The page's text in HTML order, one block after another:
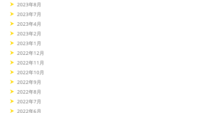
2023年8月
2023年7月
2023年4月
2023年2月
2023年1月
2022年12月
2022年11月
2022年10月
2022年9月
2022年8月
2022年7月
2022年6月